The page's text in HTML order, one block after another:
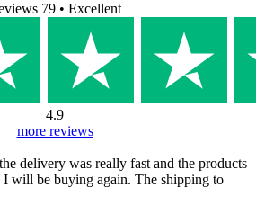
79 • Excellent
4.9
more reviews
delivery was really fast and the products
I will be buying again. The shipping to